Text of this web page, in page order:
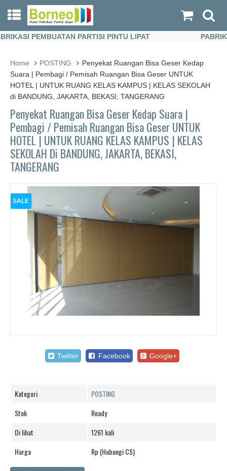
PEMBUATAN PARTISI PINTU LIPAT
Home
POSTING
Penyekat Ruangan Bisa Geser Kedap
Suara | Pembagi / Pemisah Ruangan Bisa Geser UNTUK
HOTEL | UNTUK RUANG KELAS KAMPUS | KELAS SEKOLAH
di BANDUNG, JAKARTA, BEKASI, TANGERANG
Penyekat Ruangan Bisa Geser Kedap Suara |
Pembagi / Pemisah Ruangan Bisa Geser UNTUK
HOTEL | UNTUK RUANG KELAS KAMPUS | KELAS
SEKOLAH Di BANDUNG, JAKARTA, BEKASI,
TANGERANG
SALE
Twitter Facebook Google+
Kategori
POSTING
Stok
Ready
Di lihat
1261 kali
Harga
Rp (Hubungi CS)